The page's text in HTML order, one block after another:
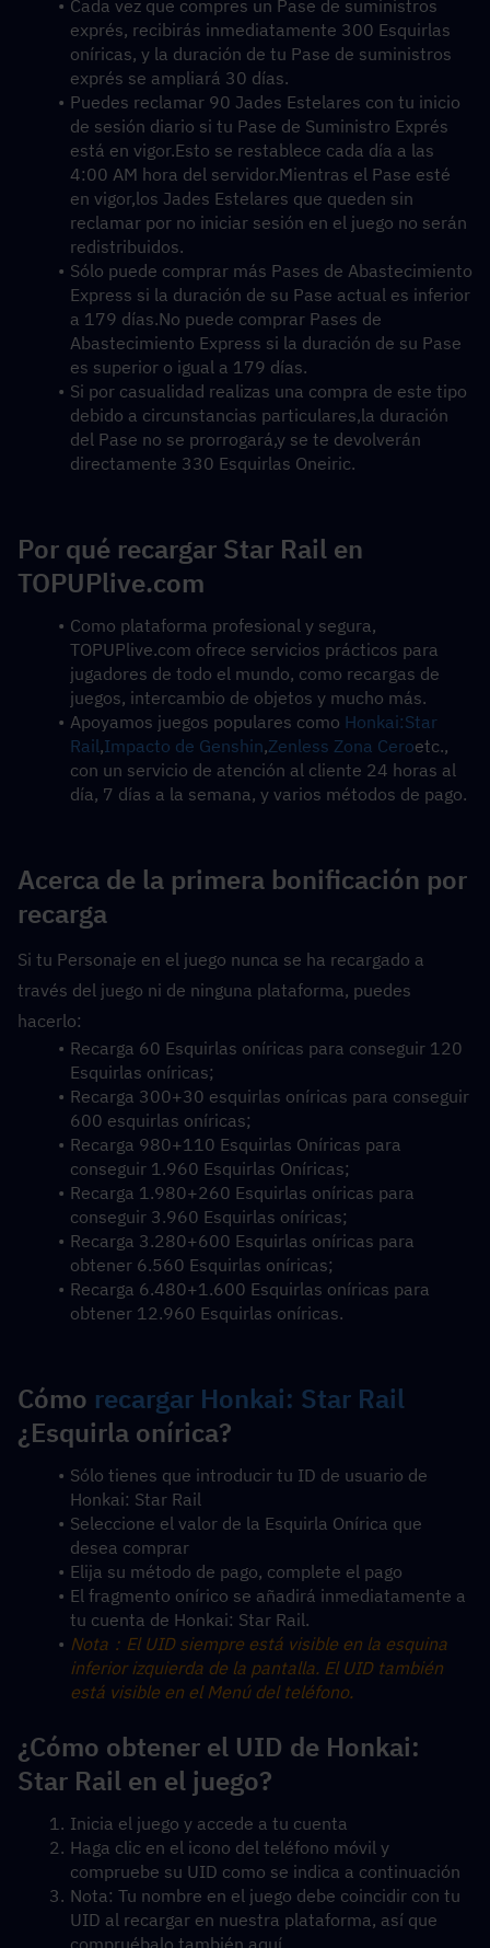
Cada vez que compres un Pase de suministros
exprés, recibirás inmediatamente 300 Esquirlas
oníricas, y la duración de tu Pase de suministros
exprés se ampliará 30 días.
Puedes reclamar 90 Jades Estelares con tu inicio
de sesión diario si tu Pase de Suministro Exprés
está en vigor.Esto se restablece cada día a las
4:00 AM hora del servidor.Mientras el Pase esté
en vigor,los Jades Estelares que queden sin
reclamar por no iniciar sesión en el juego no serán
redistribuidos.
Sólo puede comprar más Pases de Abastecimiento
Express si la duración de su Pase actual es inferior
a 179 días.No puede comprar Pases de
Abastecimiento Express si la duración de su Pase
es superior o igual a 179 días.
Si por casualidad realizas una compra de este tipo
debido a circunstancias particulares,la duración
del Pase no se prorrogará,y se te devolverán
directamente 330 Esquirlas Oneiric.
Por qué recargar Star Rail en
TOPUPlive.com
Como plataforma profesional y segura,
TOPUPlive.com ofrece servicios prácticos para
jugadores de todo el mundo, como recargas de
juegos, intercambio de objetos y mucho más.
Apoyamos juegos populares como Honkai:Star
Rail,Impacto de Genshin,Zenless Zona Ceroetc.,
con un servicio de atención al cliente 24 horas al
día, 7 días a la semana, y varios métodos de pago.
Acerca de la primera bonificación por
recarga
Si tu Personaje en el juego nunca se ha recargado a
través del juego ni de ninguna plataforma, puedes
hacerlo:
Recarga 60 Esquirlas oníricas para conseguir 120
Esquirlas oníricas;
Recarga 300+30 esquirlas oníricas para conseguir
600 esquirlas oníricas;
Recarga 980+110 Esquirlas Oníricas para
conseguir 1.960 Esquirlas Oníricas;
Recarga 1.980+260 Esquirlas oníricas para
conseguir 3.960 Esquirlas oníricas;
Recarga 3.280+600 Esquirlas oníricas para
obtener 6.560 Esquirlas oníricas;
Recarga 6.480+1.600 Esquirlas oníricas para
obtener 12.960 Esquirlas oníricas.
Cómo recargar Honkai: Star Rail
¿Esquirla onírica?
Sólo tienes que introducir tu ID de usuario de
Honkai: Star Rail
Seleccione el valor de la Esquirla Onírica que
desea comprar
Elija su método de pago, complete el pago
El fragmento onírico se añadirá inmediatamente a
tu cuenta de Honkai: Star Rail.
Nota：El UID siempre está visible en la esquina
inferior izquierda de la pantalla. El UID también
está visible en el Menú del teléfono.
¿Cómo obtener el UID de Honkai:
Star Rail en el juego?
Inicia el juego y accede a tu cuenta
Haga clic en el icono del teléfono móvil y
compruebe su UID como se indica a continuación
Nota: Tu nombre en el juego debe coincidir con tu
UID al recargar en nuestra plataforma, así que
compruébalo también aquí.